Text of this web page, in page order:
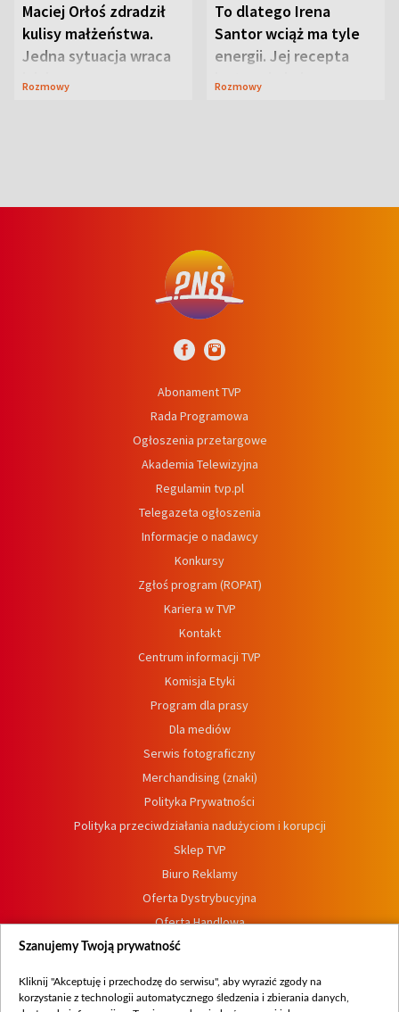
Maciej Orłoś zdradził
kulisy małżeństwa.
Jedna sytuacja wraca
jak bumerang
Rozmowy
To dlatego Irena
Santor wciąż ma tyle
energii. Jej recepta
jest zaskakująco
Rozmowy
Abonament TVP
Rada Programowa
Ogłoszenia przetargowe
Akademia Telewizyjna
Regulamin tvp.pl
Telegazeta ogłoszenia
Informacje o nadawcy
Konkursy
Zgłoś program (ROPAT)
Kariera w TVP
Kontakt
Centrum informacji TVP
Komisja Etyki
Program dla prasy
Dla mediów
Serwis fotograficzny
Merchandising (znaki)
Polityka Prywatności
Polityka przeciwdziałania nadużyciom i korupcji
Sklep TVP
Biuro Reklamy
Oferta Dystrybucyjna
Oferta Handlowa
Dostępność
Procedura zgłoszeń wewnętrznych
Szanujemy Twoją prywatność
Kliknij "Akceptuję i przechodzę do serwisu", aby wyrazić zgody na
korzystanie z technologii automatycznego śledzenia i zbierania danych,